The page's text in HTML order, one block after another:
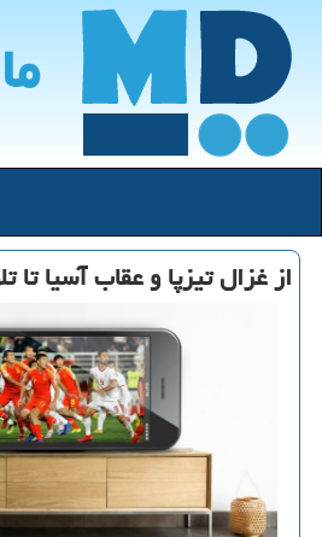
از غزال تیزپا و عقاب آسیا تا